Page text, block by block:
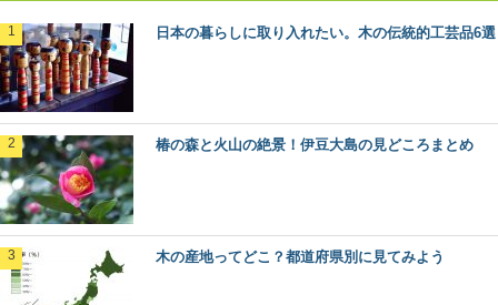
石見銀山と地松を巡る旅in島根県大田市
日本の暮らしに取り入れたい。木の伝統的工芸品6選
椿の森と火山の絶景！伊豆大島の見どころまとめ
木の産地ってどこ？都道府県別に見てみよう